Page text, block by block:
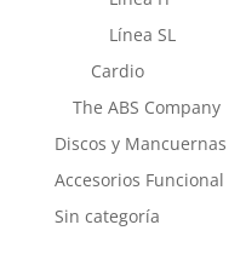
Línea SL
Cardio
The ABS Company
Discos y Mancuernas
Accesorios Funcional
Sin categoría